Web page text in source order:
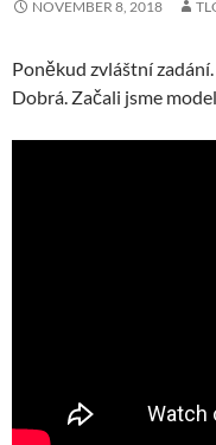
NOVEMBER 8, 2018
Poněkud zvláštní
Dobrá. Začali jsme